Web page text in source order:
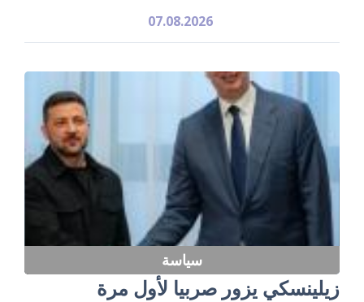
07.08.2026
سياسة
زيلينسكي يزور صربيا لأول مرة